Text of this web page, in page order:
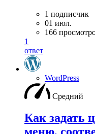
1 подписчик
01 июл.
166
1
ответ
WordPress
Средний
Как задать